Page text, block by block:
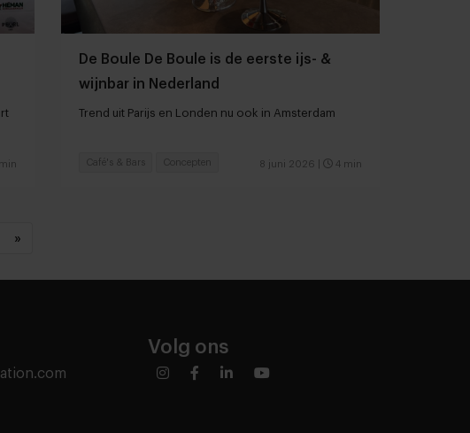
De Boule De Boule is de eerste ijs- &
wijnbar in Nederland
Trend uit Parijs en Londen nu ook in Amsterdam
8 juni 2026 4 min
Café's & Bars Concepten
»
Volg ons